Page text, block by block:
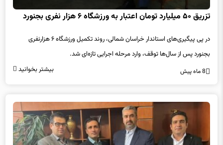
تزریق ۵۰ میلیارد تومان اعتبار به ورزشگاه ۶ هزار نفری بجنورد
در پی پیگیری‌های استاندار خراسان شمالی، روند تکمیل ورزشگاه ۶ هزارنفری
بجنورد پس از سال‌ها توقف، وارد مرحله اجرایی تازه‌ای شد.
8 ماه پیش بیشتر بخوانید